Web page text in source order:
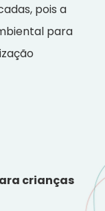
pois a
para
crianças